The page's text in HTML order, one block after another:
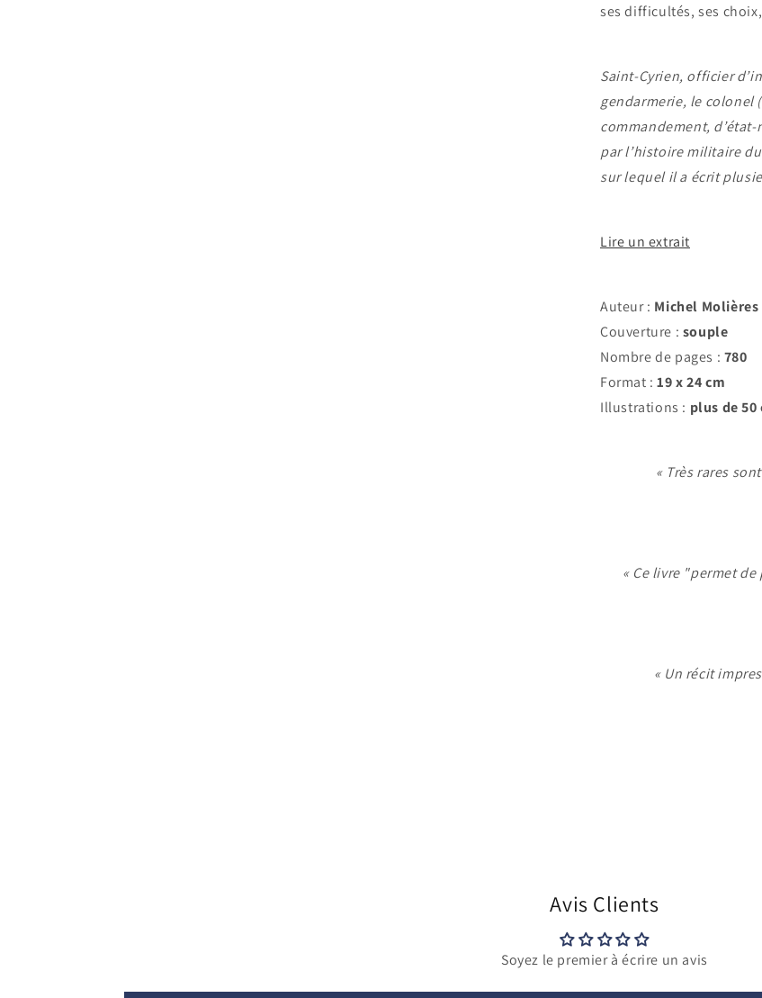
ses difficultés, ses
Saint-Cyrien, officier
gendarmerie, le colonel
commandement,
par l’histoire militaire
sur lequel il a écrit
Lire un extrait
Auteur : Michel Molières
Couverture : souple
Nombre de pages : 780
Format :19 x 24 cm
Illustrations : plus de 50
« Très rares
« Ce livre "permet
« Un récit
Avis Clients
Soyez le premier à écrire un avis